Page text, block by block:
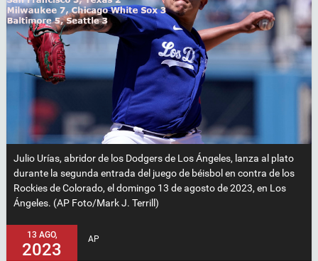
Julio Urías, abridor de los Dodgers de Los Ángeles, lanza al plato
durante la segunda entrada del juego de béisbol en contra de los
Rockies de Colorado, el domingo 13 de agosto de 2023, en Los
Ángeles. (AP Foto/Mark J. Terrill)
13 AGO,
2023
AP